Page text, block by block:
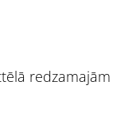
redzamajām